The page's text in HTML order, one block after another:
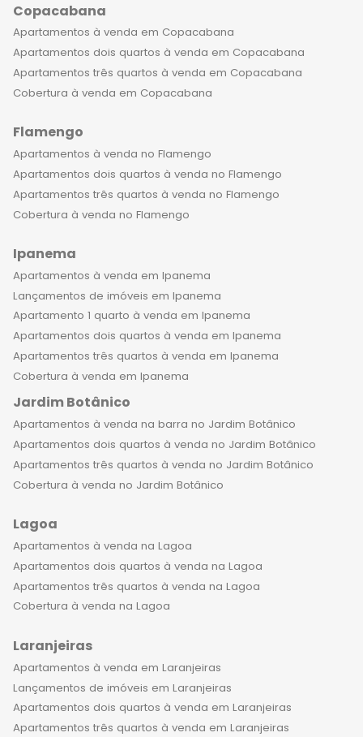
Copacabana
Apartamentos à venda em Copacabana
Apartamentos dois quartos à venda em Copacabana
Apartamentos três quartos à venda em Copacabana
Cobertura à venda em Copacabana
Flamengo
Apartamentos à venda no Flamengo
Apartamentos dois quartos à venda no Flamengo
Apartamentos três quartos à venda no Flamengo
Cobertura à venda no Flamengo
Ipanema
Apartamentos à venda em Ipanema
Lançamentos de imóveis em Ipanema
Apartamento 1 quarto à venda em Ipanema
Apartamentos dois quartos à venda em Ipanema
Apartamentos três quartos à venda em Ipanema
Cobertura à venda em Ipanema
Jardim Botânico
Apartamentos à venda na barra no Jardim Botânico
Apartamentos dois quartos à venda no Jardim Botânico
Apartamentos três quartos à venda no Jardim Botânico
Cobertura à venda no Jardim Botânico
Lagoa
Apartamentos à venda na Lagoa
Apartamentos dois quartos à venda na Lagoa
Apartamentos três quartos à venda na Lagoa
Cobertura à venda na Lagoa
Laranjeiras
Apartamentos à venda em Laranjeiras
Lançamentos de imóveis em Laranjeiras
Apartamentos dois quartos à venda em Laranjeiras
Apartamentos três quartos à venda em Laranjeiras